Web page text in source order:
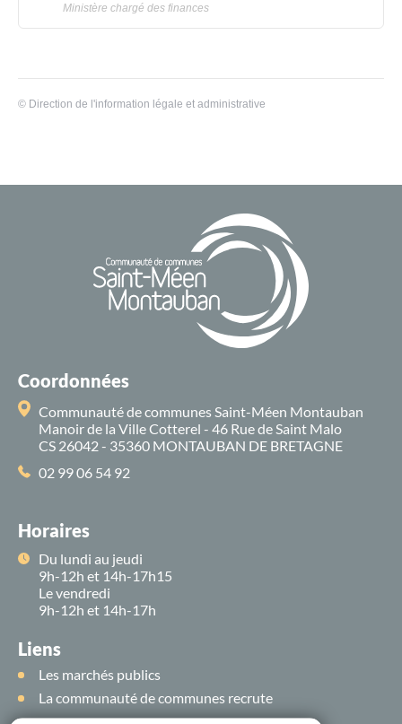
Ministère chargé des finances
© Direction de l'information légale et administrative
Coordonnées
Communauté de communes Saint-Méen Montauban
Manoir de la Ville Cotterel - 46 Rue de Saint Malo
CS 26042 - 35360 MONTAUBAN DE BRETAGNE
02 99 06 54 92
Horaires
Du lundi au jeudi
9h-12h et 14h-17h15
Le vendredi
9h-12h et 14h-17h
Liens
Les marchés publics
La communauté de communes recrute